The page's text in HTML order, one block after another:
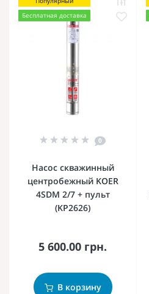
Бесплатная доставка
0
Насос скважинный
центробежный KOER
4SDM 2/7 + пульт
(KP2626)
5 600.00 грн.
В корзину